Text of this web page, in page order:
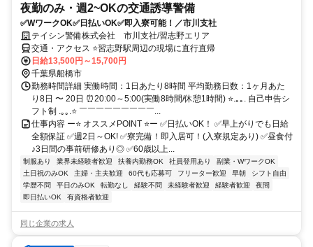
夜勤のみ・週2~OKの交通誘導警備
✅WワークOK✅日払いOK✅即入寮可能！／市川支社
テイシン警備株式会社 市川支社/習志野エリア
交通・アクセス ⭐習志野駅周辺の現場に直行直帰
日給13,500円～15,700円
千葉県船橋市
勤務時間詳細 実働時間：1日あたり8時間 平均勤務日数：1ヶ月あた
り8日 〜 20日 ⏰20:00～5:00(実働8時間/休憩1時間) ⭐.｡｡. 自己申告シ
フト制 .｡｡.⭐ ￣￣￣￣￣￣￣￣￣...
仕事内容 ー⭐ オススメPOINT ⭐ー ✅日払いOK！ ✅早上がりでも日給
全額保証 ✅週2日～OK! ✅寮完備！即入居可！(入寮規定あり) ✅昼食付
♪3日間の事前研修あり◎ ✅60歳以上...
制服あり 業界未経験者歓迎 扶養内勤務OK 社員登用あり
副業・WワークOK
土日祝のみOK
主婦・主夫歓迎 60代も応募可 フリーター歓迎 早朝
シフト自由
学歴不問
平日のみOK 転勤なし 経験不問 未経験者歓迎 経験者歓迎
夜間
即日払いOK
有資格者歓迎
同じ企業の求人